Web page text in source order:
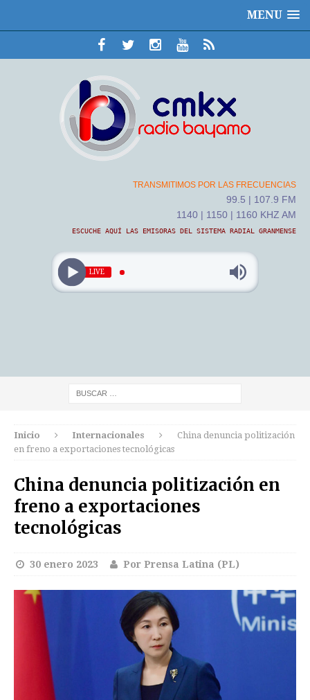
MENU
TRANSMITIMOS POR LAS FRECUENCIAS
99.5 | 107.9 FM
1140 | 1150 | 1160 KHZ AM
ESCUCHE AQUÍ LAS EMISORAS DEL SISTEMA RADIAL GRANMENSE
LIVE
Inicio Internacionales
China denuncia politización
en freno a exportaciones tecnológicas
China denuncia politización en
freno a exportaciones
tecnológicas
30 enero 2023 Por Prensa Latina (PL)